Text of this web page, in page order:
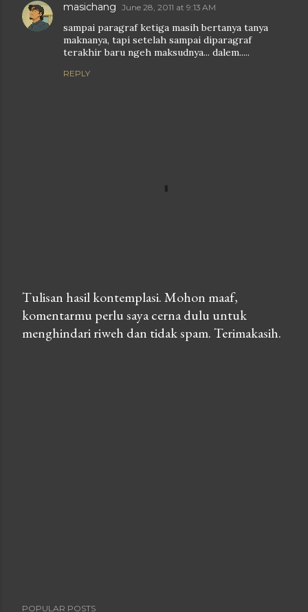
masichang June 28, 2011 at 9:13 AM
sampai paragraf ketiga masih bertanya tanya
maknanya, tapi setelah sampai diparagraf
terakhir baru ngeh maksudnya... dalem.....
REPLY
P
o
Tulisan hasil kontemplasi. Mohon maaf,
komentarmu perlu saya cerna dulu untuk
menghindari riweh dan tidak spam. Terimakasih.
POPULAR POSTS